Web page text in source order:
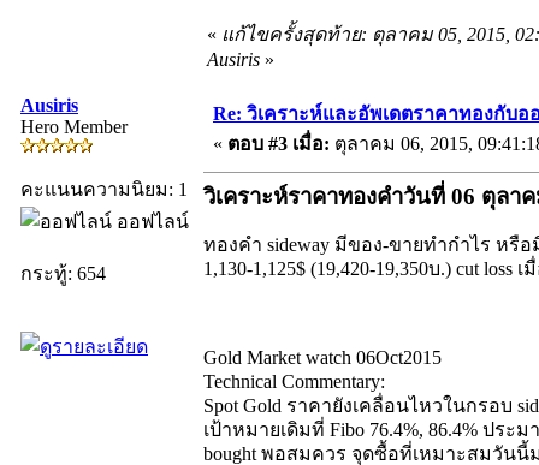
« แก้ไขครั้งสุดท้าย: ตุลาคม 05, 2015,
Ausiris »
Ausiris
Hero Member
คะแนนความนิยม: 1
ออฟไลน์
กระทู้: 654
Re: วิเคราะห์และอัพเดตราคาทองกับ
« ตอบ #3 เมื่อ: ตุลาคม 06, 2015,
วิเคราะห์ราคาทองคำวันที่ 06 ตุลา
ทองคำ sideway มีของ-ขายทำกำไร หรือ
1,130-1,125$ (19,420-19,350บ.) cut loss
Gold Market watch 06Oct2015
Technical Commentary:
Spot Gold ราคายังเคลื่อนไหวในกรอบ
เป้าหมายเดิมที่ Fibo 76.4%, 86.4% ประ
bought พอสมควร จุดซื้อที่เหมาะสมวันนี้